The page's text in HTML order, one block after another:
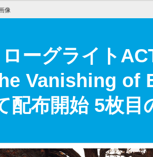
像
ローグライト
Vanishing of
配布開始 5枚目